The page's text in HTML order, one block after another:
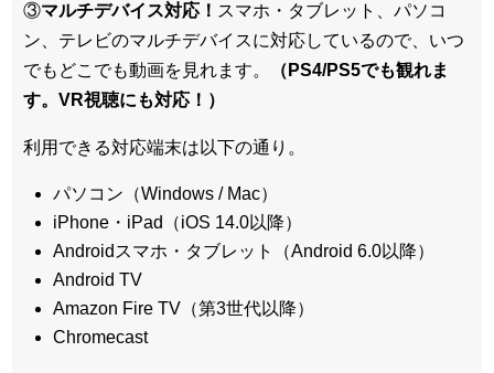
③マルチデバイス対応！ スマホ・タブレット、パソコ
ン、テレビのマルチデバイスに対応しているので、いつ
でもどこでも動画を見れます。
（PS4/PS5でも観れま
す。VR視聴にも対応！）
利用できる対応端末は以下の通り。
パソコン（Windows / Mac）
iPhone・iPad（iOS 14.0以降）
Androidスマホ・タブレット（Android 6.0以降）
Android TV
Amazon Fire TV（第3世代以降）
Chromecast